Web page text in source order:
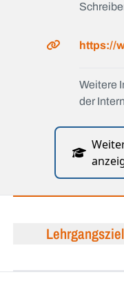
https://
Weitere
der
Lehrgangsziel